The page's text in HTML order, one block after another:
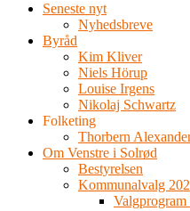
Seneste nyt
Nyhedsbreve
Byråd
Kim Kliver
Niels Hörup
Louise Irgens
Nikolaj Schwartz
Folketing
Thorbern
Om Venstre i Solrød
Bestyrelsen
Kommunalvalg